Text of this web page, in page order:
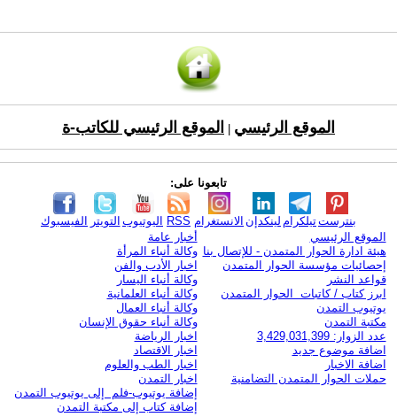
الموقع الرئيسي الموقع الرئيسي للكاتب-ة
تابعونا على:
الفيسبوك التويتر اليوتيوب RSS الانستغرام لينكدإن تيلكرامبنترست
الموقع الرئيسي
هيئة ادارة الحوار المتمدن - للإتصال بنا
إحصائيات مؤسسة الحوار المتمدن
قواعد النشر
ابرز كتاب / كاتبات الحوار المتمدن
يوتيوب التمدن
مكتبة التمدن
عدد الزوار: 3,429,031,399
اضافة موضوع جديد
اضافة الاخبار
حملات الحوار المتمدن التضامنية
أخبار عامة
وكالة أنباء المرأة
اخبار الأدب والفن
وكالة أنباء اليسار
وكالة أنباء العلمانية
وكالة أنباء العمال
وكالة أنباء حقوق الإنسان
اخبار الرياضة
اخبار الاقتصاد
اخبار الطب والعلوم
اخبار التمدن
إضافة يوتيوب-فلم إلى يوتيوب التمدن
إضافة كتاب إلى مكتبة التمدن